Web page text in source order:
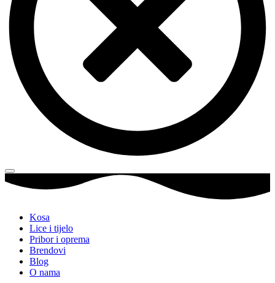
Kosa
Lice i tijelo
Pribor i oprema
Brendovi
Blog
O nama